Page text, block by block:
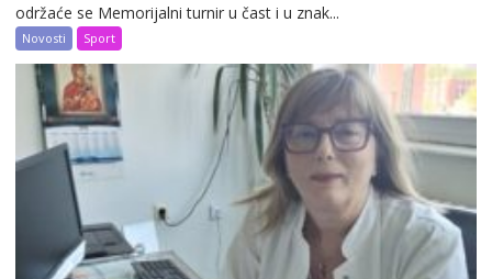
održaće se Memorijalni turnir u čast i u znak...
Novosti Sport